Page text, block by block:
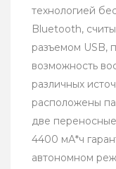
технологией
Bluetooth,
разъемом USB,
возможность
различных
расположены
две
4400 мА*ч
автономном